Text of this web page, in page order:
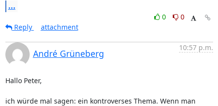
...
0
0
Reply
attachment
André Grüneberg
10:57 p.m.
Hallo Peter,
ich würde mal sagen: ein kontroverses Thema. Wenn man